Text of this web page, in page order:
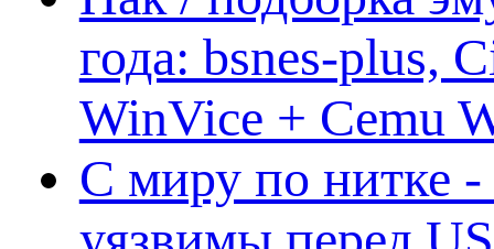
года: bsnes-plus,
WinVice + Cemu
С миру по нитке